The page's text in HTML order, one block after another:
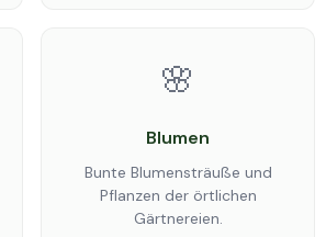
🌸
Blumen
Bunte Blumensträuße und
Pflanzen der örtlichen
Gärtnereien.